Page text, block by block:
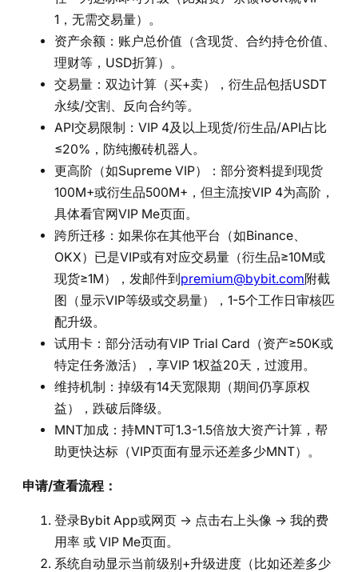
1，无需交易量）。
资产余额：账户总价值（含现货、合约持仓价值、
理财等，USD折算）。
交易量：双边计算（买+卖），衍生品包括USDT
永续/交割、反向合约等。
API交易限制：VIP 4及以上现货/衍生品/API占比
≤20%，防纯搬砖机器人。
更高阶（如Supreme VIP）：部分资料提到现货
100M+或衍生品500M+，但主流按VIP 4为高阶，
具体看官网VIP Me页面。
跨所迁移：如果你在其他平台（如Binance、
OKX）已是VIP或有对应交易量（衍生品≥10M或
现货≥1M），发邮件到premium@bybit.com附截
图（显示VIP等级或交易量），1-5个工作日审核匹
配升级。
试用卡：部分活动有VIP Trial Card（资产≥50K或
特定任务激活），享VIP 1权益20天，过渡用。
维持机制：掉级有14天宽限期（期间仍享原权
益），跌破后降级。
MNT加成：持MNT可1.3-1.5倍放大资产计算，帮
助更快达标（VIP页面有显示还差多少MNT）。
申请/查看流程：
登录Bybit App或网页 → 点击右上头像 → 我的费
用率 或 VIP Me页面。
系统自动显示当前级别+升级进度（比如还差多少